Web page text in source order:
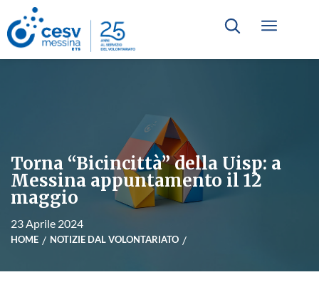
Torna “Bicincittà” della Uisp: a
Messina appuntamento il 12
maggio
23 Aprile 2024
HOME NOTIZIE DAL VOLONTARIATO